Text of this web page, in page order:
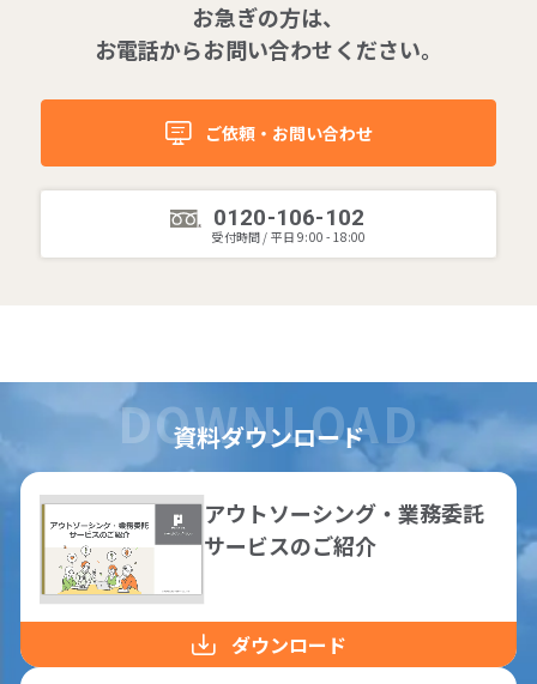
人材派遣やアウトソーシングの
ご依頼・お問い合わせ
ご依頼・お問い合わせ
仕事をお探しの方
採用情報
お急ぎの方は、
お電話からお問い合わせください。
ご依頼・お問い合わせ
0120-106-102
受付時間 / 平日 9:00 - 18:00
資料ダウンロード
アウトソーシング・業務委託
サービスのご紹介
ダウンロード